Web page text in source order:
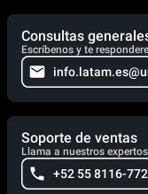
Consultas
Escríbenos y te
Soporte de ventas
Llama a nuestros
+52 55 8116-